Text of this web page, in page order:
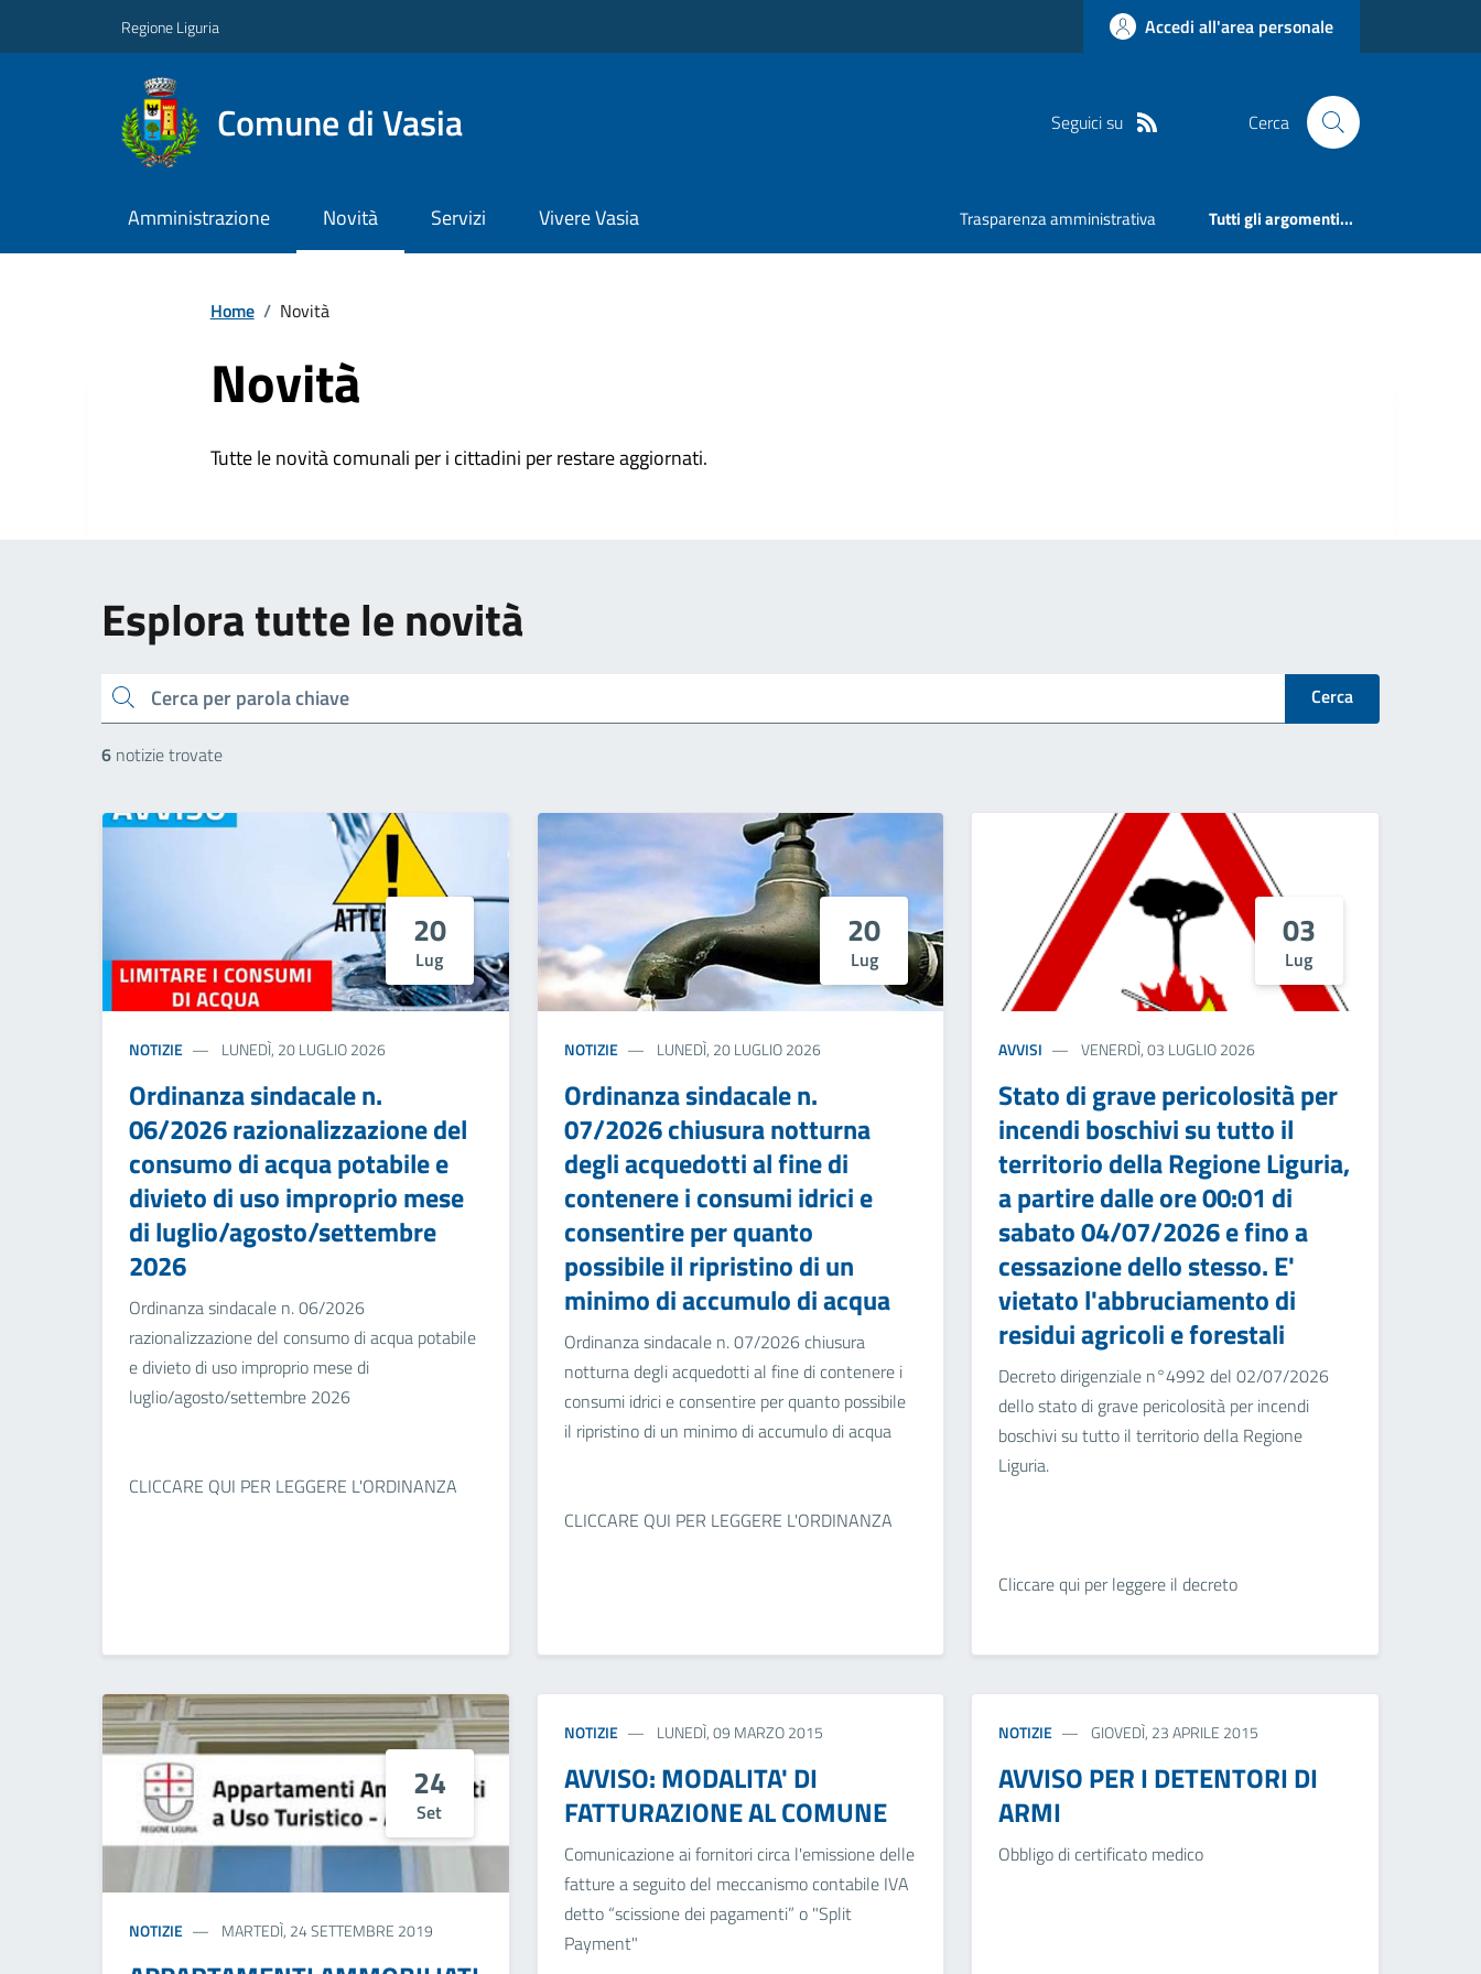
Regione Liguria Accedi all'area personale
Comune di Vasia Seguici su Cerca
Amministrazione Novità Servizi Vivere Vasia Trasparenza amministrativa Tutti gli argomenti...
Home / Novità
Novità
Tutte le novità comunali per i cittadini per restare aggiornati.
Esplora tutte le novità
cerca Cerca
6 notizie trovate
20
Lug
NOTIZIE LUNEDÌ, 20 LUGLIO 2026
Ordinanza sindacale n.
06/2026 razionalizzazione del
consumo di acqua potabile e
divieto di uso improprio mese
di luglio/agosto/settembre
2026
Ordinanza sindacale n. 06/2026
razionalizzazione del consumo di acqua potabile
e divieto di uso improprio mese di
luglio/agosto/settembre 2026
CLICCARE QUI PER LEGGERE L'ORDINANZA
20
Lug
NOTIZIE LUNEDÌ, 20 LUGLIO 2026
Ordinanza sindacale n.
07/2026 chiusura notturna
degli acquedotti al fine di
contenere i consumi idrici e
consentire per quanto
possibile il ripristino di un
minimo di accumulo di acqua
Ordinanza sindacale n. 07/2026 chiusura
notturna degli acquedotti al fine di contenere i
consumi idrici e consentire per quanto possibile
il ripristino di un minimo di accumulo di acqua
CLICCARE QUI PER LEGGERE L'ORDINANZA
03
Lug
AVVISI VENERDÌ, 03 LUGLIO 2026
Stato di grave pericolosità per
incendi boschivi su tutto il
territorio della Regione Liguria,
a partire dalle ore 00:01 di
sabato 04/07/2026 e fino a
cessazione dello stesso. E'
vietato l'abbruciamento di
residui agricoli e forestali
Decreto dirigenziale n°4992 del 02/07/2026
dello stato di grave pericolosità per incendi
boschivi su tutto il territorio della Regione
Liguria.
Cliccare qui per leggere il decreto
24
Set
NOTIZIE MARTEDÌ, 24 SETTEMBRE 2019
NOTIZIE LUNEDÌ, 09 MARZO 2015
AVVISO: MODALITA' DI
FATTURAZIONE AL COMUNE
Comunicazione ai fornitori circa l'emissione delle
fatture a seguito del meccanismo contabile IVA
detto “scissione dei pagamenti” o "Split
Payment"
NOTIZIE GIOVEDÌ, 23 APRILE 2015
AVVISO PER I DETENTORI DI
ARMI
Obbligo di certificato medico